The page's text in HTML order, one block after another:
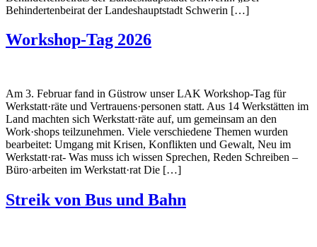
Behindertenbeirat der Landeshauptstadt Schwerin […]
Workshop-Tag 2026
Am 3. Februar fand in Güstrow unser LAK Workshop-Tag für
Werkstatt·räte und Vertrauens·personen statt. Aus 14 Werkstätten im
Land machten sich Werkstatt·räte auf, um gemeinsam an den
Work·shops teilzunehmen. Viele verschiedene Themen wurden
bearbeitet: Umgang mit Krisen, Konflikten und Gewalt, Neu im
Werkstatt·rat- Was muss ich wissen Sprechen, Reden Schreiben –
Büro·arbeiten im Werkstatt·rat Die […]
Streik von Bus und Bahn